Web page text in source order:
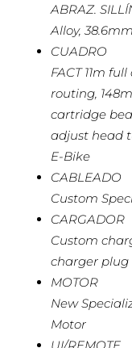
ABRAZ.
Alloy, 38.6mm
CUADRO
FACT 11m
routing,
cartridge
adjust head
E-Bike
CABLEADO
Custom
CARGADOR
Custom
charger plug
MOTOR
New
Motor